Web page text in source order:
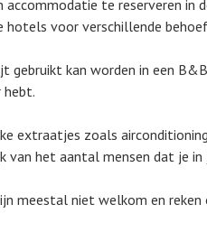
te reserveren in
hotels voor verschillende
kan worden in een
hebt.
extraatjes zoals
van het aantal mensen dat je in
meestal niet welkom en